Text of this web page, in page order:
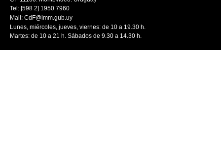
Tel: [598 2] 1950 7960
Mail: CdF@imm.gub.uy
Lunes, miércoles, jueves, viernes: de 10 a 19.30 h.
Martes: de 10 a 21 h. Sábados de 9.30 a 14.30 h.